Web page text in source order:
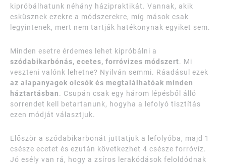
kipróbálhatunk néhány házipraktikát. Vannak, akik
esküsznek ezekre a módszerekre, míg mások csak
legyintenek, mert nem tartják hatékonynak egyiket sem.
Minden esetre érdemes lehet kipróbálni a
szódabikarbónás, ecetes, forróvizes módszert. Mi
veszteni valónk lehetne? Nyilván semmi. Ráadásul ezek
az alapanyagok olcsók és megtalálhatóak minden
háztartásban. Csupán csak egy három lépésből álló
sorrendet kell betartanunk, hogyha a lefolyó tisztítás
ezen módját választjuk.
Először a szódabikarbonát juttatjuk a lefolyóba, majd 1
csésze ecetet és ezután következhet 4 csésze forróvíz.
Jó esély van rá, hogy a zsíros lerakódások feloldódnak